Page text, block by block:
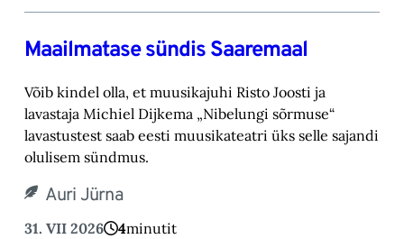
Maailmatase sündis Saaremaal
Võib kindel olla, et muusikajuhi Risto Joosti ja
lavastaja Michiel Dijkema „Nibelungi sõrmuse“
lavastustest saab eesti muusikateatri üks selle sajandi
olulisem sündmus.
Auri Jürna
31. VII 2026 4minutit